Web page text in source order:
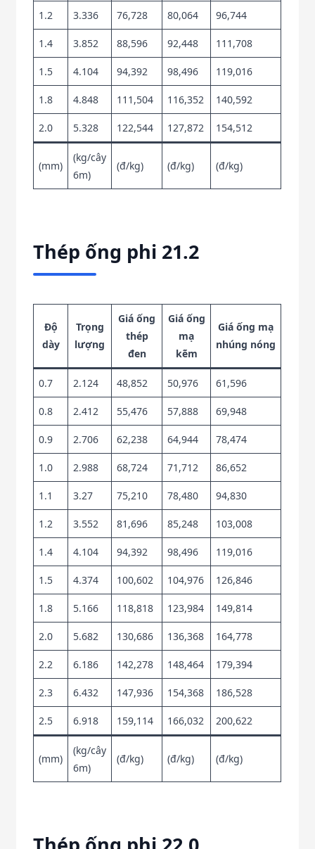
1.2 3.336 76,728 80,064 96,744
1.4 3.852 88,596 92,448 111,708
1.5 4.104 94,392 98,496 119,016
1.8 4.848 111,504 116,352 140,592
2.0 5.328 122,544 127,872 154,512
(mm)
(kg/cây
6m)
(đ/kg) (đ/kg) (đ/kg)
Thép ống phi 21.2
Độ
dày
Trọng
lượng
Giá ống
thép
đen
Giá ống
mạ
kẽm
Giá ống mạ
nhúng nóng
0.7 2.124 48,852 50,976 61,596
0.8 2.412 55,476 57,888 69,948
0.9 2.706 62,238 64,944 78,474
1.0 2.988 68,724 71,712 86,652
1.1 3.27 75,210 78,480 94,830
1.2 3.552 81,696 85,248 103,008
1.4 4.104 94,392 98,496 119,016
1.5 4.374 100,602 104,976 126,846
1.8 5.166 118,818 123,984 149,814
2.0 5.682 130,686 136,368 164,778
2.2 6.186 142,278 148,464 179,394
2.3 6.432 147,936 154,368 186,528
2.5 6.918 159,114 166,032 200,622
(mm)
(kg/cây
6m)
(đ/kg) (đ/kg) (đ/kg)